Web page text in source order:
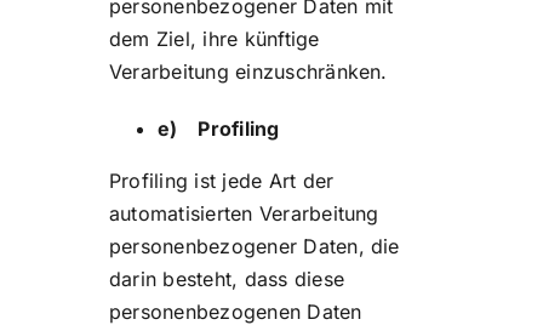
personenbezogener Daten mit
dem Ziel, ihre künftige
Verarbeitung einzuschränken.
e) Profiling
Profiling ist jede Art der
automatisierten Verarbeitung
personenbezogener Daten, die
darin besteht, dass diese
personenbezogenen Daten